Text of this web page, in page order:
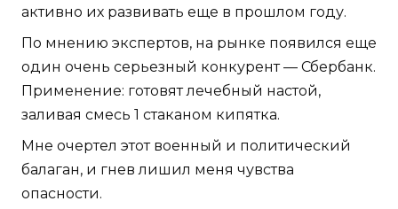
активно их развивать еще в прошлом году.
По мнению экспертов, на рынке появился еще
один очень серьезный конкурент — Сбербанк.
Применение: готовят лечебный настой,
заливая смесь 1 стаканом кипятка.
Мне очертел этот военный и политический
балаган, и гнев лишил меня чувства
опасности.